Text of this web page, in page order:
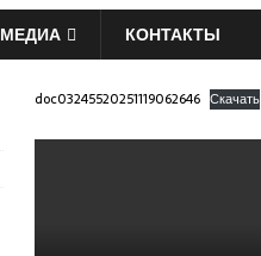
МЕДИА КОНТАКТЫ
doc03245520251119062646 Скачать